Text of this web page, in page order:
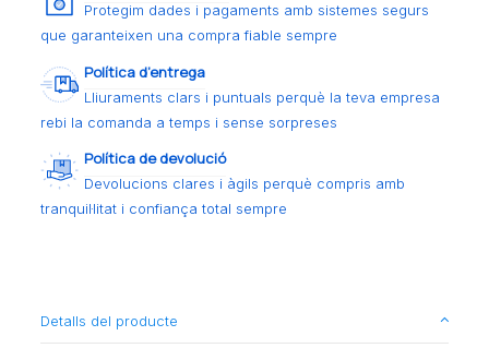
Protegim dades i pagaments amb sistemes segurs
que garanteixen una compra fiable sempre
Política d’entrega
Lliuraments clars i puntuals perquè la teva empresa
rebi la comanda a temps i sense sorpreses
Política de devolució
Devolucions clares i àgils perquè compris amb
tranquil·litat i confiança total sempre
Detalls del producte